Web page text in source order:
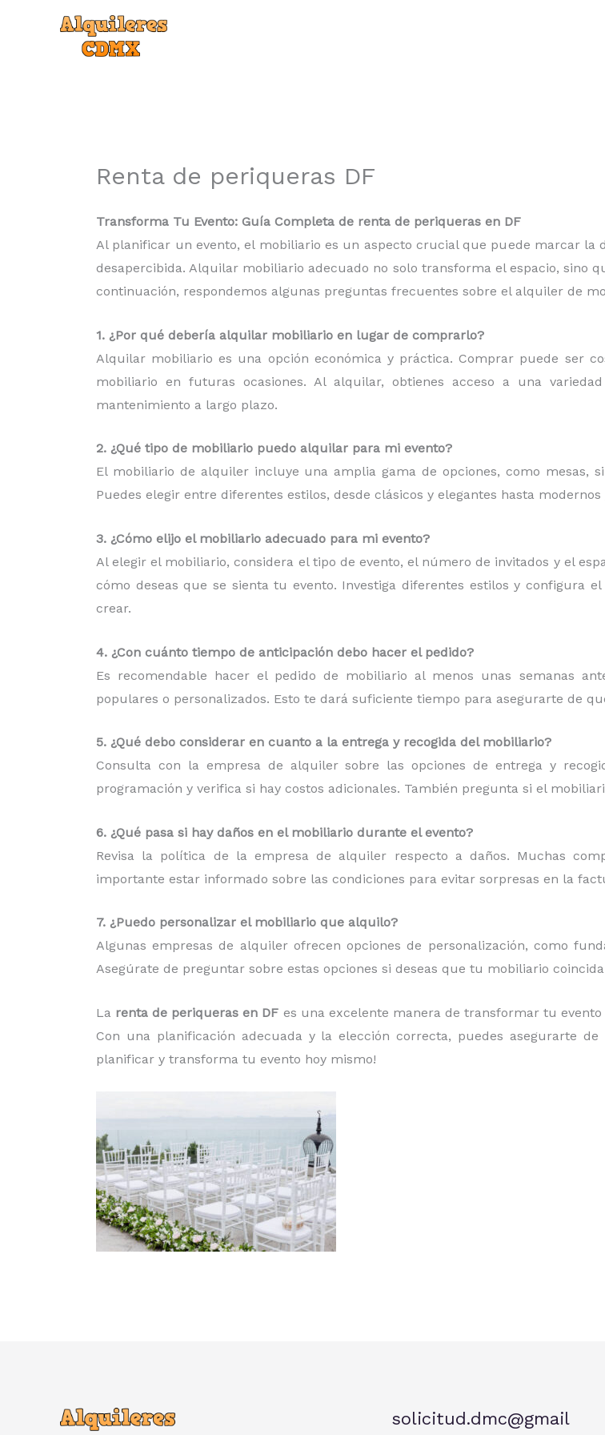
Renta de periqueras DF
Transforma Tu Evento: Guía Completa de renta de periqueras en DF
Al planificar un evento, el mobiliario es un aspecto crucial que puede marcar
desapercibida. Alquilar mobiliario adecuado no solo transforma el espacio, sino
continuación, respondemos algunas preguntas frecuentes sobre el alquiler de
1. ¿Por qué debería alquilar mobiliario en lugar de comprarlo?
Alquilar mobiliario es una opción económica y práctica. Comprar puede ser
mobiliario en futuras ocasiones. Al alquilar, obtienes acceso a una
mantenimiento a largo plazo.
2. ¿Qué tipo de mobiliario puedo alquilar para mi evento?
El mobiliario de alquiler incluye una amplia gama de opciones, como mesas,
Puedes elegir entre diferentes estilos, desde clásicos y elegantes hasta
3. ¿Cómo elijo el mobiliario adecuado para mi evento?
Al elegir el mobiliario, considera el tipo de evento, el número de invitados y el
cómo deseas que se sienta tu evento. Investiga diferentes estilos y configura
crear.
4. ¿Con cuánto tiempo de anticipación debo hacer el pedido?
Es recomendable hacer el pedido de mobiliario al menos unas semanas
populares o personalizados. Esto te dará suficiente tiempo para asegurarte de
5. ¿Qué debo considerar en cuanto a la entrega y recogida del mobiliario?
Consulta con la empresa de alquiler sobre las opciones de entrega y
programación y verifica si hay costos adicionales. También pregunta si el
6. ¿Qué pasa si hay daños en el mobiliario durante el evento?
Revisa la política de la empresa de alquiler respecto a daños. Muchas
importante estar informado sobre las condiciones para evitar sorpresas en la
7. ¿Puedo personalizar el mobiliario que alquilo?
Algunas empresas de alquiler ofrecen opciones de personalización, como
Asegúrate de preguntar sobre estas opciones si deseas que tu mobiliario
La renta de periqueras en DF es una excelente manera de transformar tu
Con una planificación adecuada y la elección correcta, puedes asegurarte
planificar y transforma tu evento hoy mismo!
solicitud.dmc@gmail